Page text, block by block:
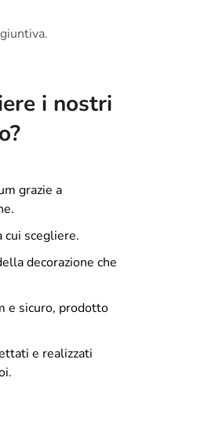
i nostri
grazie a
scegliere.
decorazione che
e sicuro, prodotto
e realizzati